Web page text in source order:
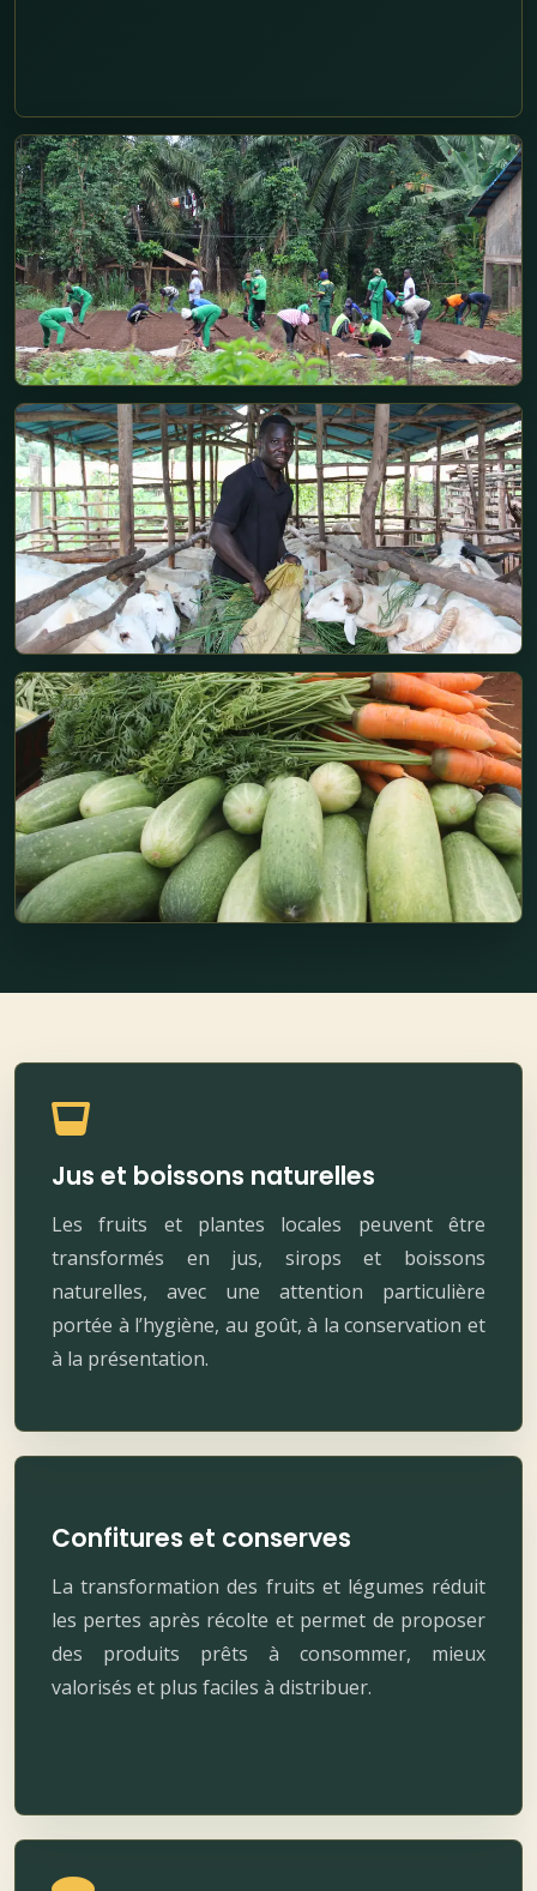
Jus et boissons naturelles
Les fruits et plantes locales peuvent être
transformés en jus, sirops et boissons
naturelles, avec une attention particulière
portée à l’hygiène, au goût, à la conservation et
à la présentation.
Confitures et conserves
La transformation des fruits et légumes réduit
les pertes après récolte et permet de proposer
des produits prêts à consommer, mieux
valorisés et plus faciles à distribuer.